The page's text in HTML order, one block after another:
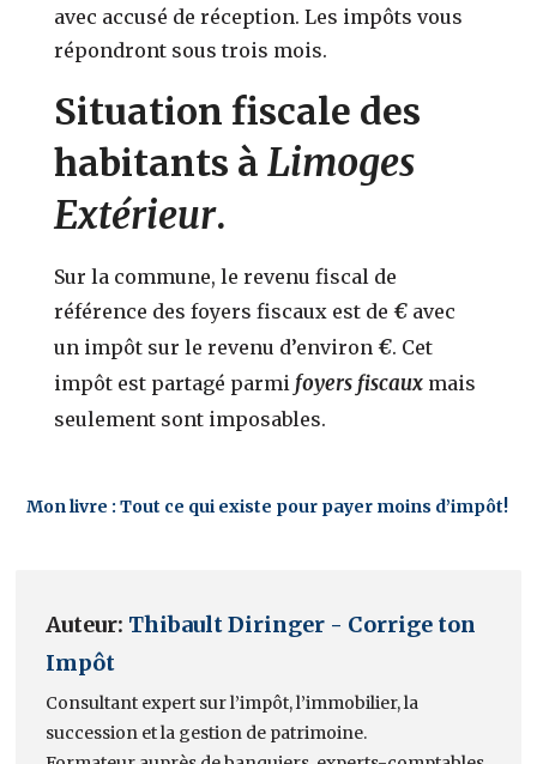
avec accusé de réception. Les impôts vous
répondront sous trois mois.
Situation fiscale des
habitants àLimoges
Extérieur.
Sur la commune, le revenu fiscal de
référence des foyers fiscaux est de€ avec
un impôt sur le revenu d’environ€. Cet
impôt est partagé parmi foyers fiscaux mais
seulement sont imposables.
Mon livre : Tout ce qui existe pour payer moins d’impôt!
Auteur: Thibault Diringer - Corrige ton
Impôt
Consultant expert sur l’impôt, l’immobilier, la
succession et la gestion de patrimoine.